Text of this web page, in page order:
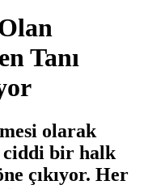
Tanı
olarak
ciddi bir halk
çıkıyor. Her